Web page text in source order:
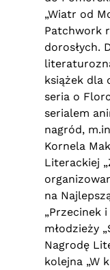
„Wiatr od
Patchwork
dorosłych.
książek dla
seria o
serialem
nagród,
Kornela
Literackiej
na
„Przecinek
młodzieży
Nagrodę
kolejna „W